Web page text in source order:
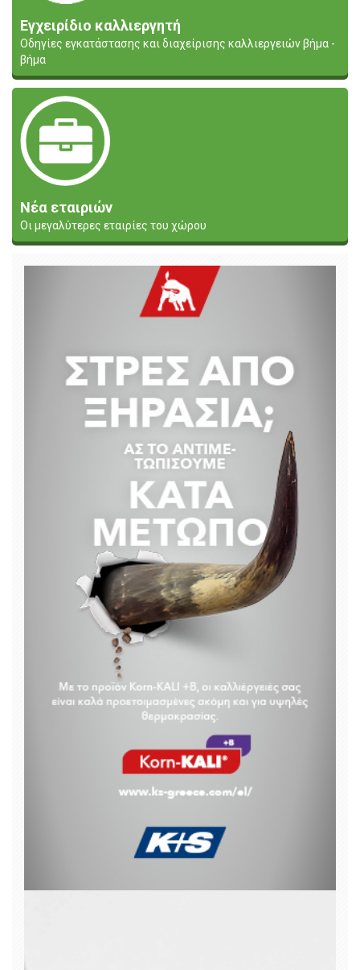
Εγχειρίδιο καλλιεργητή
Οδηγίες εγκατάστασης και διαχείρισης καλλιεργειών βήμα -
βήμα
Νέα εταιριών
Οι μεγαλύτερες εταιρίες του χώρου